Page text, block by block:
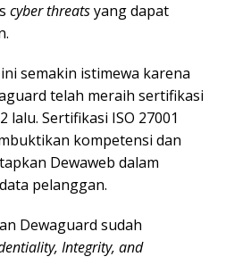
cyber threatsyang dapat
semakin istimewa karena
telah meraih sertifikasi
lalu. Sertifikasi ISO 27001
kompetensi dan
Dewaweb dalam
pelanggan.
Dewaguard sudah
Integrity, and